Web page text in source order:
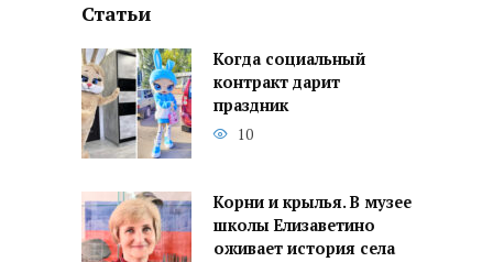
Статьи
Когда социальный
контракт дарит
праздник
10
Корни и крылья. В музее
школы Елизаветино
оживает история села